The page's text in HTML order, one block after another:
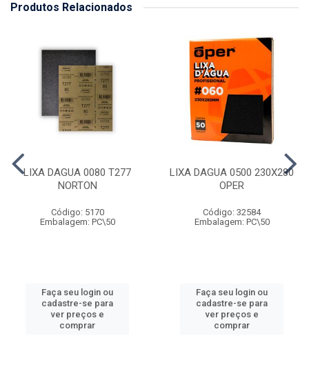
Produtos Relacionados
LIXA DAGUA 0080 T277
NORTON
Código: 5170
Embalagem: PC\50
Faça seu login ou
cadastre-se para
ver preços e
comprar
LIXA DAGUA 0500 230X280
OPER
Código: 32584
Embalagem: PC\50
Faça seu login ou
cadastre-se para
ver preços e
comprar